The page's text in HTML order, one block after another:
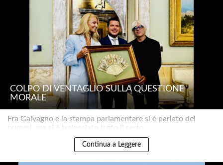
COLPO DI VENTAGLIO SULLA QUESTIONE
MORALE
Fra Galvagno e la stampa parlamentare si è parlato dei
numeri, ma si è tralasciato tutto il resto..
Continua a Leggere